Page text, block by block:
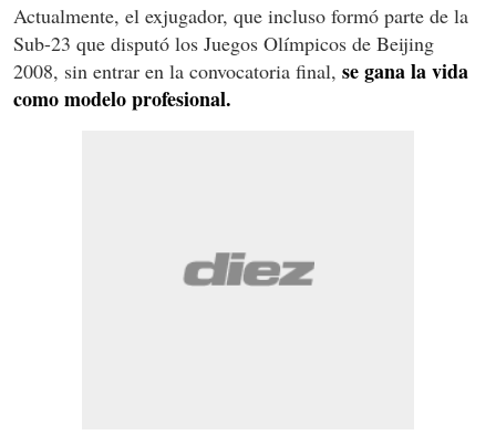
Actualmente, el exjugador, que incluso formó parte de la
Sub-23 que disputó los Juegos Olímpicos de Beijing
2008, sin entrar en la convocatoria final, se gana la vida
como modelo profesional.